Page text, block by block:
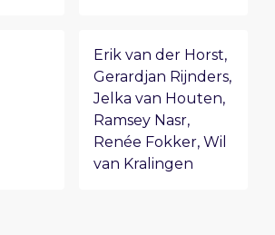
Erik van der Horst,
Gerardjan Rijnders,
Jelka van Houten,
Ramsey Nasr,
Renée Fokker, Wil
van Kralingen